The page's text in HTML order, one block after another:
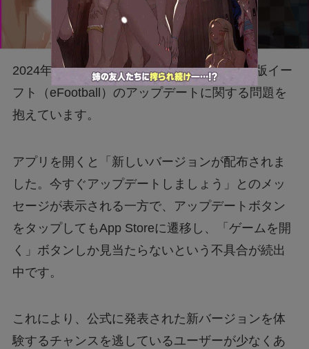
2024年9月12日現在、多くのユーザーがiOS版イー
フト（eFootball）のアップデートに関する問題を
抱えています。
アプリを開くと「新しいバージョンが配布されま
した。今すぐアップデートしましょう」とのメッ
セージが表示される一方で、アップデートボタン
をタップしてもApp Storeに遷移し、「ゲームを開
く」ボタンしか見当たらないという不具合が続出
中です。
これにより、公式に発表された新バージョンを体
験するチャンスを逃しているユーザーが少なくあ